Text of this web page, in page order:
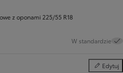
z oponami 225/55 R18
W standardzie
Edytuj
Tapicerka